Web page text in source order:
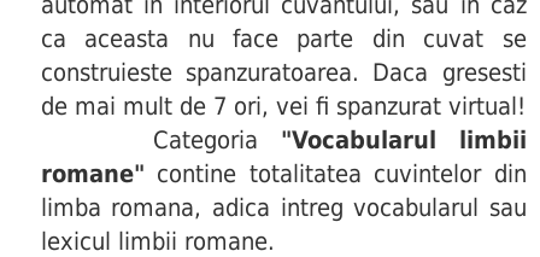
ca aceasta nu face parte din cuvat se
construieste spanzuratoarea. Daca gresesti
de mai mult de 7 ori, vei fi spanzurat virtual!
Categoria "Vocabularul limbii
romane" contine totalitatea cuvintelor din
limba romana, adica intreg vocabularul sau
lexicul limbii romane.